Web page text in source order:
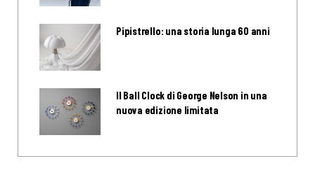
Pipistrello: una storia lunga 60 anni
Il Ball Clock di George Nelson in una
nuova edizione limitata